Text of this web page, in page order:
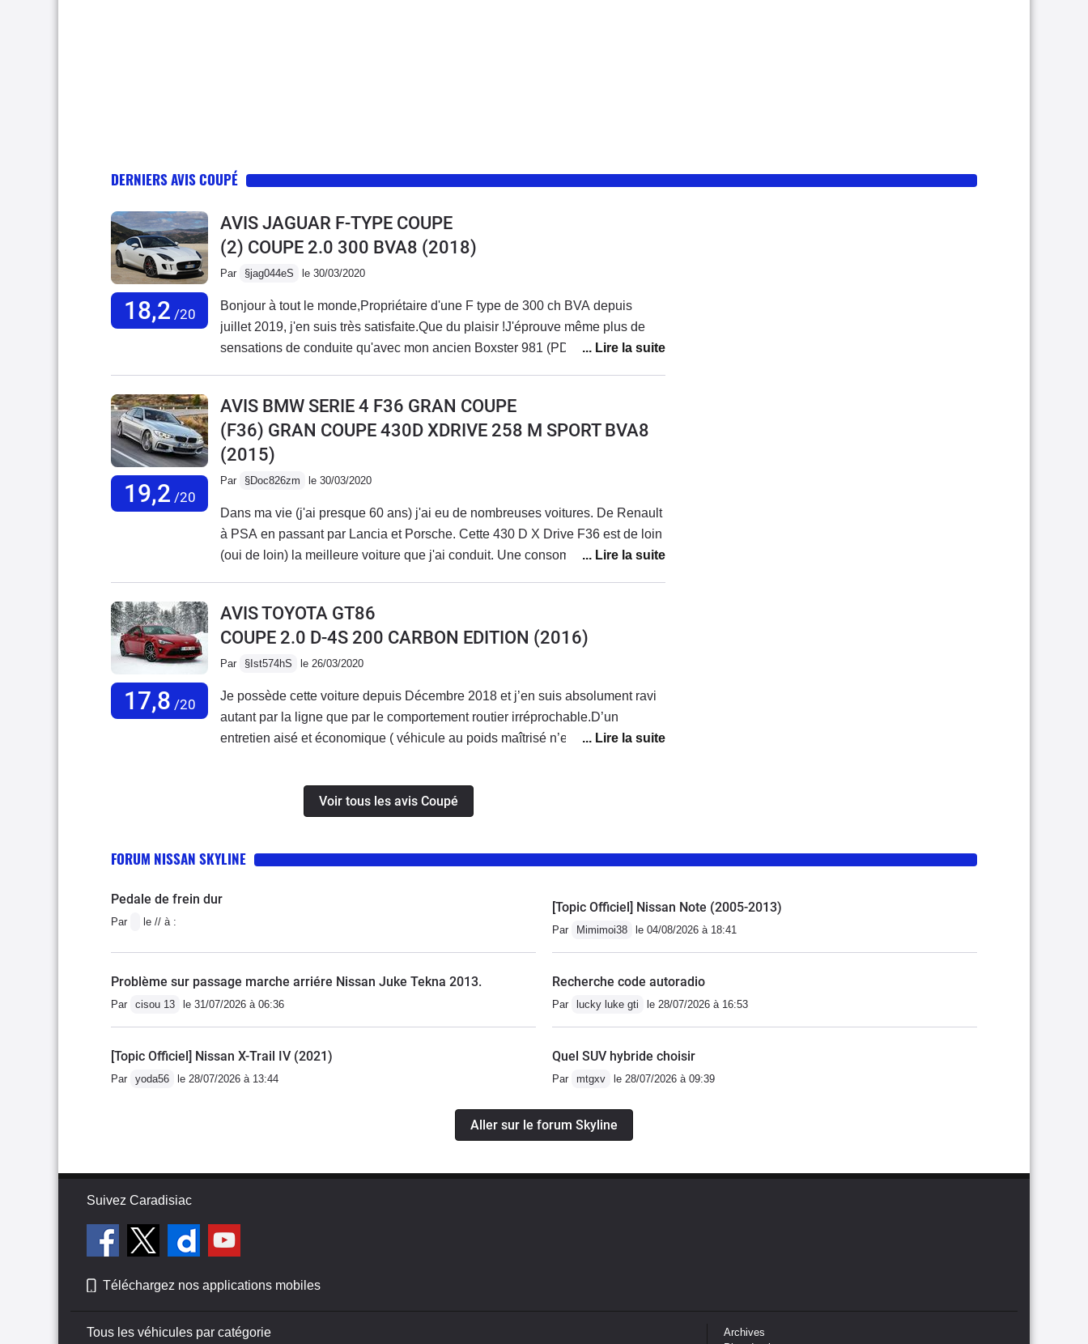
DERNIERS AVIS COUPÉ
18,2 /20
AVIS JAGUAR F-TYPE COUPE
(2) COUPE 2.0 300 BVA8 (2018)
Par §jag044eS le 30/03/2020
Bonjour à tout le monde,Propriétaire d'une F type de 300 ch BVA depuis
juillet 2019, j'en suis très satisfaite.Que du plaisir !J'éprouve même plus de
sensations de conduite qu'avec mon ancien Boxster 981 (PDK) et mon
attendais. Et c'est vraiment le seul point faible que j'ai relevé.Si je devais
changer, je reprendrai une F type et sans doute en version V6 S pour avoir du
son et un peu plus de peps. Mais j'attends d'essayer une V6 S pour comparer
à ma F type.Et dans tous les cas, ce serait une occasion, car le regard de la
banal, entre une Mustang actuelle et une audi. Pas de problème pour
moderniser le regard de la belle mais en gardant le sens vertical de celle
d'avant. Bizarre ce changement brutal ...
19,2 /20
AVIS BMW SERIE 4 F36 GRAN COUPE
(F36) GRAN COUPE 430D XDRIVE 258 M SPORT BVA8
(2015)
Par §Doc826zm le 30/03/2020
Dans ma vie (j'ai presque 60 ans) j'ai eu de nombreuses voitures. De Renault
à PSA en passant par Lancia et Porsche. Cette 430 D X Drive F36 est de loin
(oui de loin) la meilleure voiture que j'ai conduit. Une consommation en
kms au compteur et pas un problème.Une vraie voiture sportive, un moteur
parfait et une association boite chassis incomparable.Je vous l'annonce le
diesel n'est pas mort, en version essence pour avoir les mêmes performance
l/100.
17,8 /20
AVIS TOYOTA GT86
COUPE 2.0 D-4S 200 CARBON EDITION (2016)
Par §Ist574hS le 26/03/2020
Je possède cette voiture depuis Décembre 2018 et j’en suis absolument ravi
autant par la ligne que par le comportement routier irréprochable.D’un
entretien aisé et économique ( véhicule au poids maîtrisé n’entraînant pas
dans les tours en raison d’un creux entre 3000 et 4500 tr/mn entraînant aussi
facture et l’équipement complet pour le prix.
Voir tous les avis Coupé
FORUM NISSAN SKYLINE
Pedale de frein dur
Par le // à :
[Topic Officiel] Nissan Note (2005-2013)
Par Mimimoi38 le 04/08/2026 à 18:41
Problème sur passage marche arriére Nissan Juke Tekna 2013.
Par cisou 13 le 31/07/2026 à 06:36
Recherche code autoradio
Par lucky luke gti le 28/07/2026 à 16:53
[Topic Officiel] Nissan X-Trail IV (2021)
Par yoda56 le 28/07/2026 à 13:44
Quel SUV hybride choisir
Par mtgxv le 28/07/2026 à 09:39
Aller sur le forum Skyline
Suivez Caradisiac
Téléchargez nos applications mobiles
Tous les véhicules par catégorie
Archives